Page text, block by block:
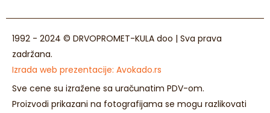
1992 - 2024 © DRVOPROMET-KULA doo | Sva prava
zadržana.
Izrada web prezentacije: Avokado.rs
Sve cene su izražene sa uračunatim PDV-om.
Proizvodi prikazani na fotografijama se mogu razlikovati